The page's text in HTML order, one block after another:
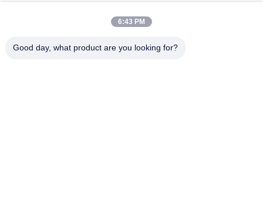
GUANGDONG SHANAN TECHNOLOGY
6:43 PM
Good day, what product are you looking for?